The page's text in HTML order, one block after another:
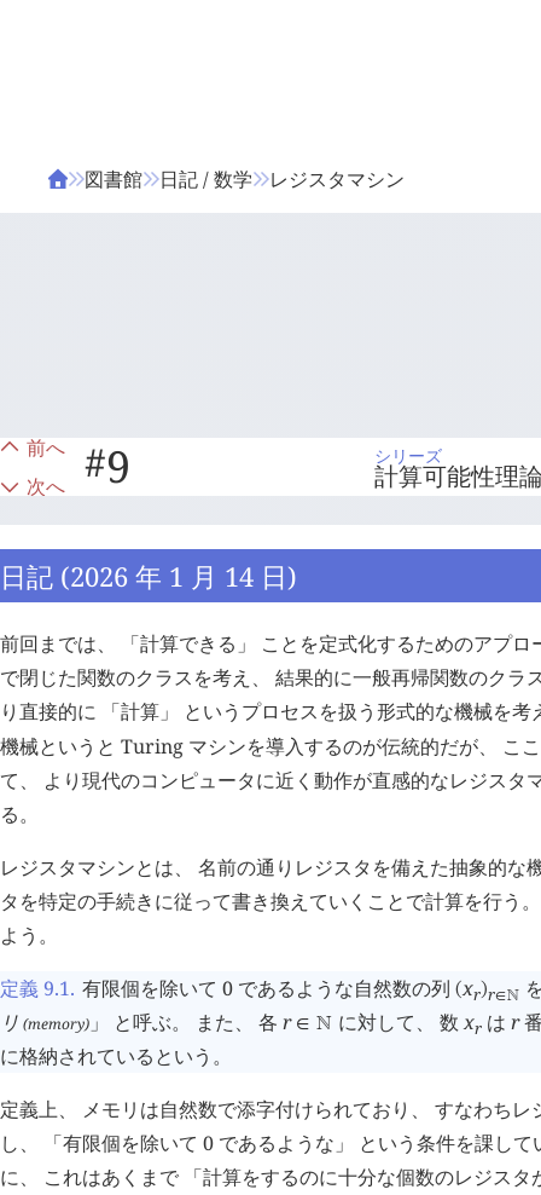
図書館 日記 / 数学 レジスタマシン
#9 シリーズ
計算可能性理
前へ
次へ
日記 (2026 年 1 月 14 日)
前回までは、 「計算できる」 ことを定式化するためのアプ
で閉じた関数のクラスを考え、 結果的に一般再帰関数のクラ
り直接的に 「計算」 というプロセスを扱う形式的な機械を
機械というと Turing マシンを導入するのが伝統的だが、 こ
て、 より現代のコンピュータに近く動作が直感的なレジスタ
る。
レジスタマシンとは、 名前の通りレジスタを備えた抽象的な
タを特定の手続きに従って書き換えていくことで計算を行う
よう。
定義 9.1. 有限個を除いて 0 であるような自然数の列 (xr)r∈󱀍
リ (memory) 」 と呼ぶ。 また、 各 r ∈ 󱀍 に対して、 数xrは r
に格納されているという。
定義上、 メモリは自然数で添字付けられており、 すなわち
し、 「有限個を除いて 0 であるような」 という条件を課し
に、 これはあくまで 「計算をするのに十分な個数のレジス